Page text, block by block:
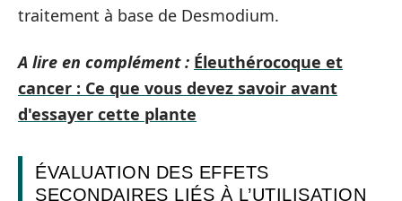
traitement à base de Desmodium.
A lire en complément : Éleuthérocoque et
cancer : Ce que vous devez savoir avant
d'essayer cette plante
ÉVALUATION DES EFFETS
SECONDAIRES LIÉS À L’UTILISATION